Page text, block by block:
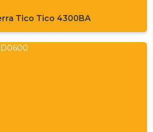
Tico Tico 4300BA